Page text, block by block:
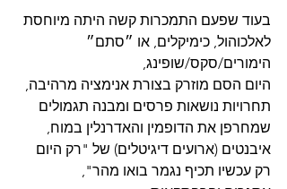
בעוד שפעם התמכרות קשה היתה מיוחסת
לאלכוהול, כימיקלים, או ״סתם״
הימורים/סקס/שופינג,
היום הסם מוזרק בצורת אנימציה מרהיבה,
תחרויות נושאות פרסים ומבנה תגמולים
שמחרפן את הדופמין והאדרנלין במוח,
איבנטים (ארועים דיגיטלים) של "רק היום
רק עכשיו תכיף נגמר בואו מהר",